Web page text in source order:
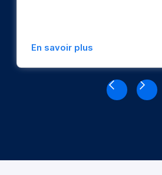
En savoir plus